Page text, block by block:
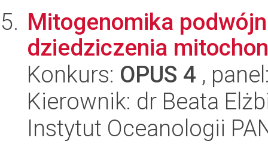
Mitogenomika
dziedziczenia
Konkurs: OPUS 4 ,
Kierownik: dr Beata
Instytut Oceanologii